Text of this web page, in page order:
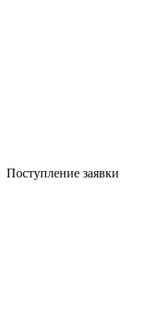
Поступление заявки